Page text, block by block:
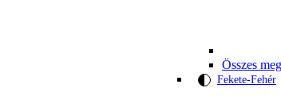
Összes
Fekete-Fehér